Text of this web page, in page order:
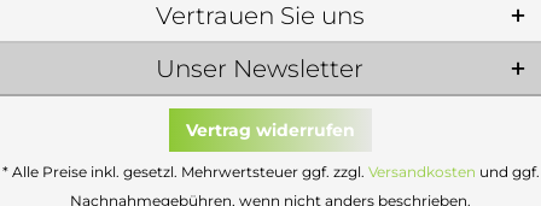
Unser Newsletter
Vertrauen Sie uns
Vertrag widerrufen
* Alle Preise inkl. gesetzl. Mehrwertsteuer ggf. zzgl. Versandkosten und ggf.
Nachnahmegebühren, wenn nicht anders beschrieben.